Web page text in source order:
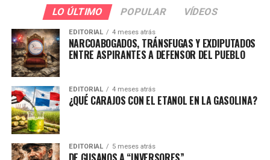
LO ÚLTIMO POPULAR VÍDEOS
EDITORIAL 4 meses atrás
NARCOABOGADOS, TRÁNSFUGAS Y EXDIPUTADOS
ENTRE ASPIRANTES A DEFENSOR DEL PUEBLO
EDITORIAL 4 meses atrás
¿QUÉ CARAJOS CON EL ETANOL EN LA GASOLINA?
EDITORIAL 5 meses atrás